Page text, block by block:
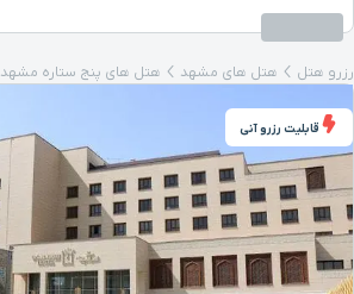
رزرو هتل هتل های مشهد هتل‌ های پنج ستاره مشهد
قابلیت رزرو آنی